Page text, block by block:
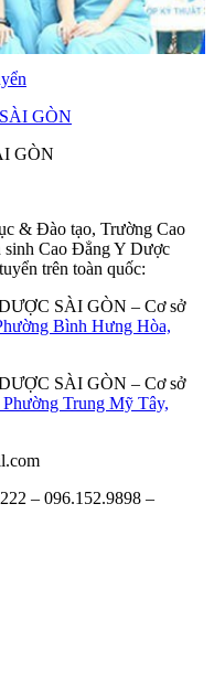
GÒN
& Đào tạo, Trường Cao
sinh Cao Đẳng Y Dược
trên toàn quốc:
– Cơ sở
Bình Hưng Hòa,
– Cơ sở
Trung Mỹ Tây,
– 096.152.9898 –